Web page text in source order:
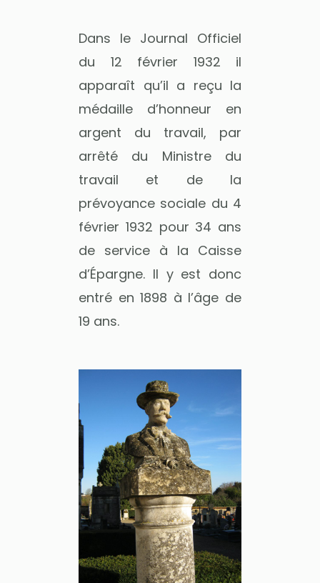
Dans le Journal Officiel
du 12 février 1932 il
apparaît qu’il a reçu la
médaille d’honneur en
argent du travail, par
arrêté du Ministre du
travail et de la
prévoyance sociale du 4
février 1932 pour 34 ans
de service à la Caisse
d’Épargne. Il y est donc
entré en 1898 à l’âge de
19 ans.